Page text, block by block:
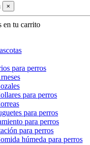
×
en tu carrito
para perros
para perros
para perros
para perros
para perros
húmeda para perros